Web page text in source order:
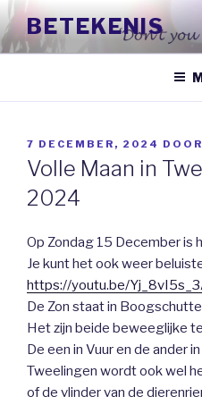
Naar
de
inhoud
BETEKENIS
GEPLAATST
OP
7 DECEMBER, 2024 DOOR
Volle Maan in
2024
Op Zondag 15 December is
Je kunt het ook weer
https://youtu.be/
De Zon staat in
Het zijn beide beweeglijke
De een in Vuur en de ander
Tweelingen wordt ook wel
of de vlinder van de